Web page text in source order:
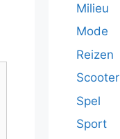
Milieu
Mode
Reizen
Scooter
Spel
Sport